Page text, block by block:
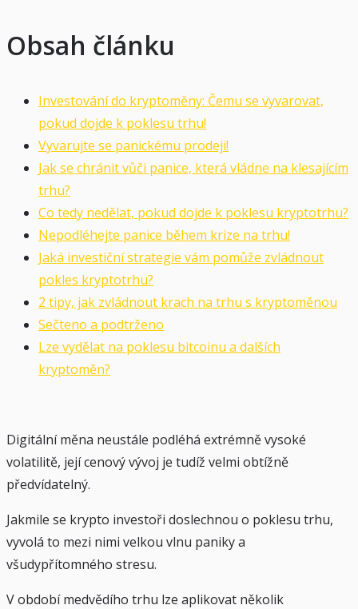
Obsah článku
Investování do kryptoměny: Čemu se vyvarovat,
pokud dojde k poklesu trhu!
Vyvarujte se panickému prodeji!
Jak se chránit vůči panice, která vládne na klesajícím
trhu?
Co tedy nedělat, pokud dojde k poklesu kryptotrhu?
Nepodléhejte panice během krize na trhu!
Jaká investiční strategie vám pomůže zvládnout
pokles kryptotrhu?
2 tipy, jak zvládnout krach na trhu s kryptoměnou
Sečteno a podtrženo
Lze vydělat na poklesu bitcoinu a dalších
kryptoměn?
Digitální měna neustále podléhá extrémně vysoké
volatilitě, její cenový vývoj je tudíž velmi obtížně
předvídatelný.
Jakmile se krypto investoři doslechnou o poklesu trhu,
vyvolá to mezi nimi velkou vlnu paniky a
všudypřítomného stresu.
V období medvědího trhu lze aplikovat několik